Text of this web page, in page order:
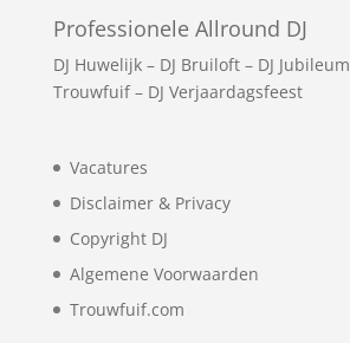
Professionele Allround DJ
DJ Huwelijk– DJ Bruiloft– DJ Jubileum
Trouwfuif– DJ Verjaardagsfeest
Vacatures
Disclaimer & Privacy
Copyright DJ
Algemene Voorwaarden
Trouwfuif.com